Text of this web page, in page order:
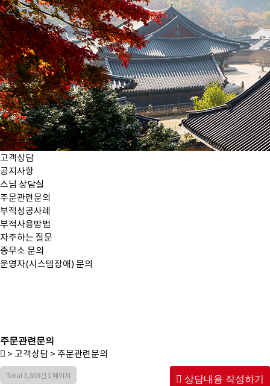
고객상담
공지사항
스님 상담실
주문관련문의
부적성공사례
부적사용방법
자주하는 질문
종무소 문의
운영자(시스템장애) 문의
주문관련문의
> 고객상담 > 주문관련문의
Total 3,803건 1 페이지 상담내용 작성하기